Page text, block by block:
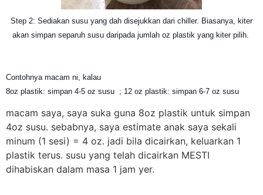
Step 2: Sediakan susu yang dah disejukkan dari chiller. Biasanya, kiter
akan simpan separuh susu daripada jumlah oz plastik yang kiter pilih.
Contohnya macam ni, kalau
8oz plastik: simpan 4-5 oz susu ; 12 oz plastik: simpan 6-7 oz susu
macam saya, saya suka guna 8oz plastik untuk simpan
4oz susu. sebabnya, saya estimate anak saya sekali
minum (1 sesi) = 4 oz. jadi bila dicairkan, keluarkan 1
plastik terus. susu yang telah dicairkan MESTI
dihabiskan dalam masa 1 jam yer.